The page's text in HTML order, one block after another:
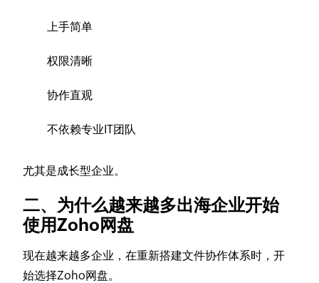
上手简单
权限清晰
协作直观
不依赖专业IT团队
尤其是成长型企业。
二、为什么越来越多出海企业开始
使用Zoho网盘
现在越来越多企业，在重新搭建文件协作体系时，开
始选择Zoho网盘。